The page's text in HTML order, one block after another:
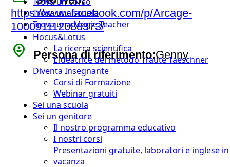
Trova una scuola
Trova una Magic Teacher
Hocus&Lotus
La ricerca scientifica
L’ideatrice del metodo Traute Taeschner
Diventa Insegnante
Corsi di Formazione
Webinar gratuiti
Sei una scuola
Sei un genitore
Il nostro programma educativo
I nostri corsi
Presentazioni gratuite, laboratori e inglese in
vacanza
https://www.facebook.com/p/Arcage-
100091112088373/
person_pin_circle Persona di riferimento:Genny